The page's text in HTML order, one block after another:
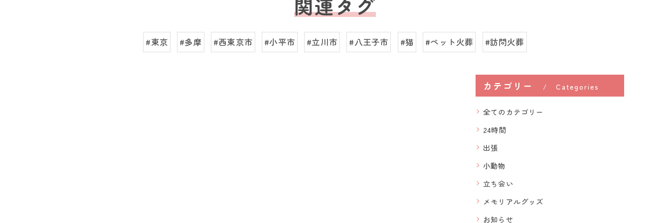
関連タグ
#東京 #多摩 #西東京市 #小平市 #立川市 #八王子市 #猫 #ペット火葬 #訪問火葬
カテゴリー Categories
全てのカテゴリー
24時間
出張
小動物
立ち会い
メモリアルグッズ
お知らせ